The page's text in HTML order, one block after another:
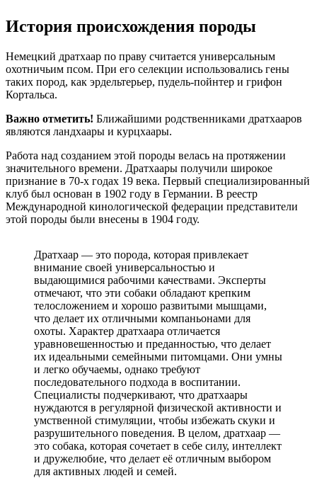
История происхождения породы
Немецкий дратхаар по праву считается универсальным
охотничьим псом. При его селекции использовались гены
таких пород, как эрдельтерьер, пудель-пойнтер и грифон
Кортальса.
Важно отметить! Ближайшими родственниками дратхааров
являются ландхаары и курцхаары.
Работа над созданием этой породы велась на протяжении
значительного времени. Дратхаары получили широкое
признание в 70-х годах 19 века. Первый специализированный
клуб был основан в 1902 году в Германии. В реестр
Международной кинологической федерации представители
этой породы были внесены в 1904 году.
Дратхаар — это порода, которая привлекает
внимание своей универсальностью и
выдающимися рабочими качествами. Эксперты
отмечают, что эти собаки обладают крепким
телосложением и хорошо развитыми мышцами,
что делает их отличными компаньонами для
охоты. Характер дратхаара отличается
уравновешенностью и преданностью, что делает
их идеальными семейными питомцами. Они умны
и легко обучаемы, однако требуют
последовательного подхода в воспитании.
Специалисты подчеркивают, что дратхаары
нуждаются в регулярной физической активности и
умственной стимуляции, чтобы избежать скуки и
разрушительного поведения. В целом, дратхаар —
это собака, которая сочетает в себе силу, интеллект
и дружелюбие, что делает её отличным выбором
для активных людей и семей.